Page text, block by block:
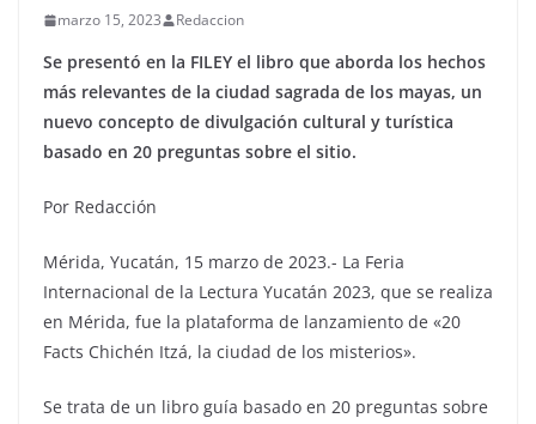
marzo 15, 2023 Redaccion
Se presentó en la FILEY el libro que aborda los hechos
más relevantes de la ciudad sagrada de los mayas, un
nuevo concepto de divulgación cultural y turística
basado en 20 preguntas sobre el sitio.
Por Redacción
Mérida, Yucatán, 15 marzo de 2023.- La Feria
Internacional de la Lectura Yucatán 2023, que se realiza
en Mérida, fue la plataforma de lanzamiento de «20
Facts Chichén Itzá, la ciudad de los misterios».
Se trata de un libro guía basado en 20 preguntas sobre